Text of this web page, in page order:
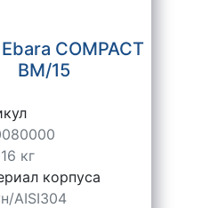
COMPACT
BM/15
16 кг
корпуса
AISI304